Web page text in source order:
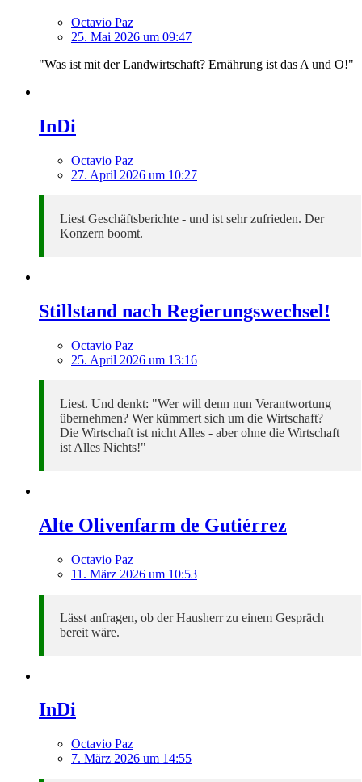
Octavio Paz
25. Mai 2026 um 09:47
"Was ist mit der Landwirtschaft? Ernährung ist das A und O!"
InDi
Octavio Paz
27. April 2026 um 10:27
Liest Geschäftsberichte - und ist sehr zufrieden. Der
Konzern boomt.
Stillstand nach Regierungswechsel!
Octavio Paz
25. April 2026 um 13:16
Liest. Und denkt: "Wer will denn nun Verantwortung
übernehmen? Wer kümmert sich um die Wirtschaft?
Die Wirtschaft ist nicht Alles - aber ohne die Wirtschaft
ist Alles Nichts!"
Alte Olivenfarm de Gutiérrez
Octavio Paz
11. März 2026 um 10:53
Lässt anfragen, ob der Hausherr zu einem Gespräch
bereit wäre.
InDi
Octavio Paz
7. März 2026 um 14:55